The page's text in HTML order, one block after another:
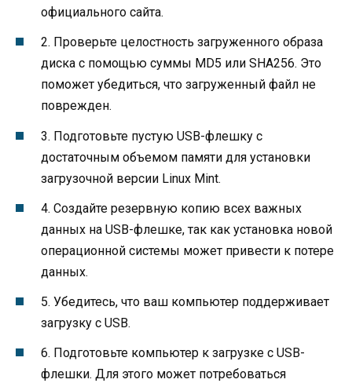
официального сайта.
2. Проверьте целостность загруженного образа
диска с помощью суммы MD5 или SHA256. Это
поможет убедиться, что загруженный файл не
поврежден.
3. Подготовьте пустую USB-флешку с
достаточным объемом памяти для установки
загрузочной версии Linux Mint.
4. Создайте резервную копию всех важных
данных на USB-флешке, так как установка новой
операционной системы может привести к потере
данных.
5. Убедитесь, что ваш компьютер поддерживает
загрузку с USB.
6. Подготовьте компьютер к загрузке с USB-
флешки. Для этого может потребоваться